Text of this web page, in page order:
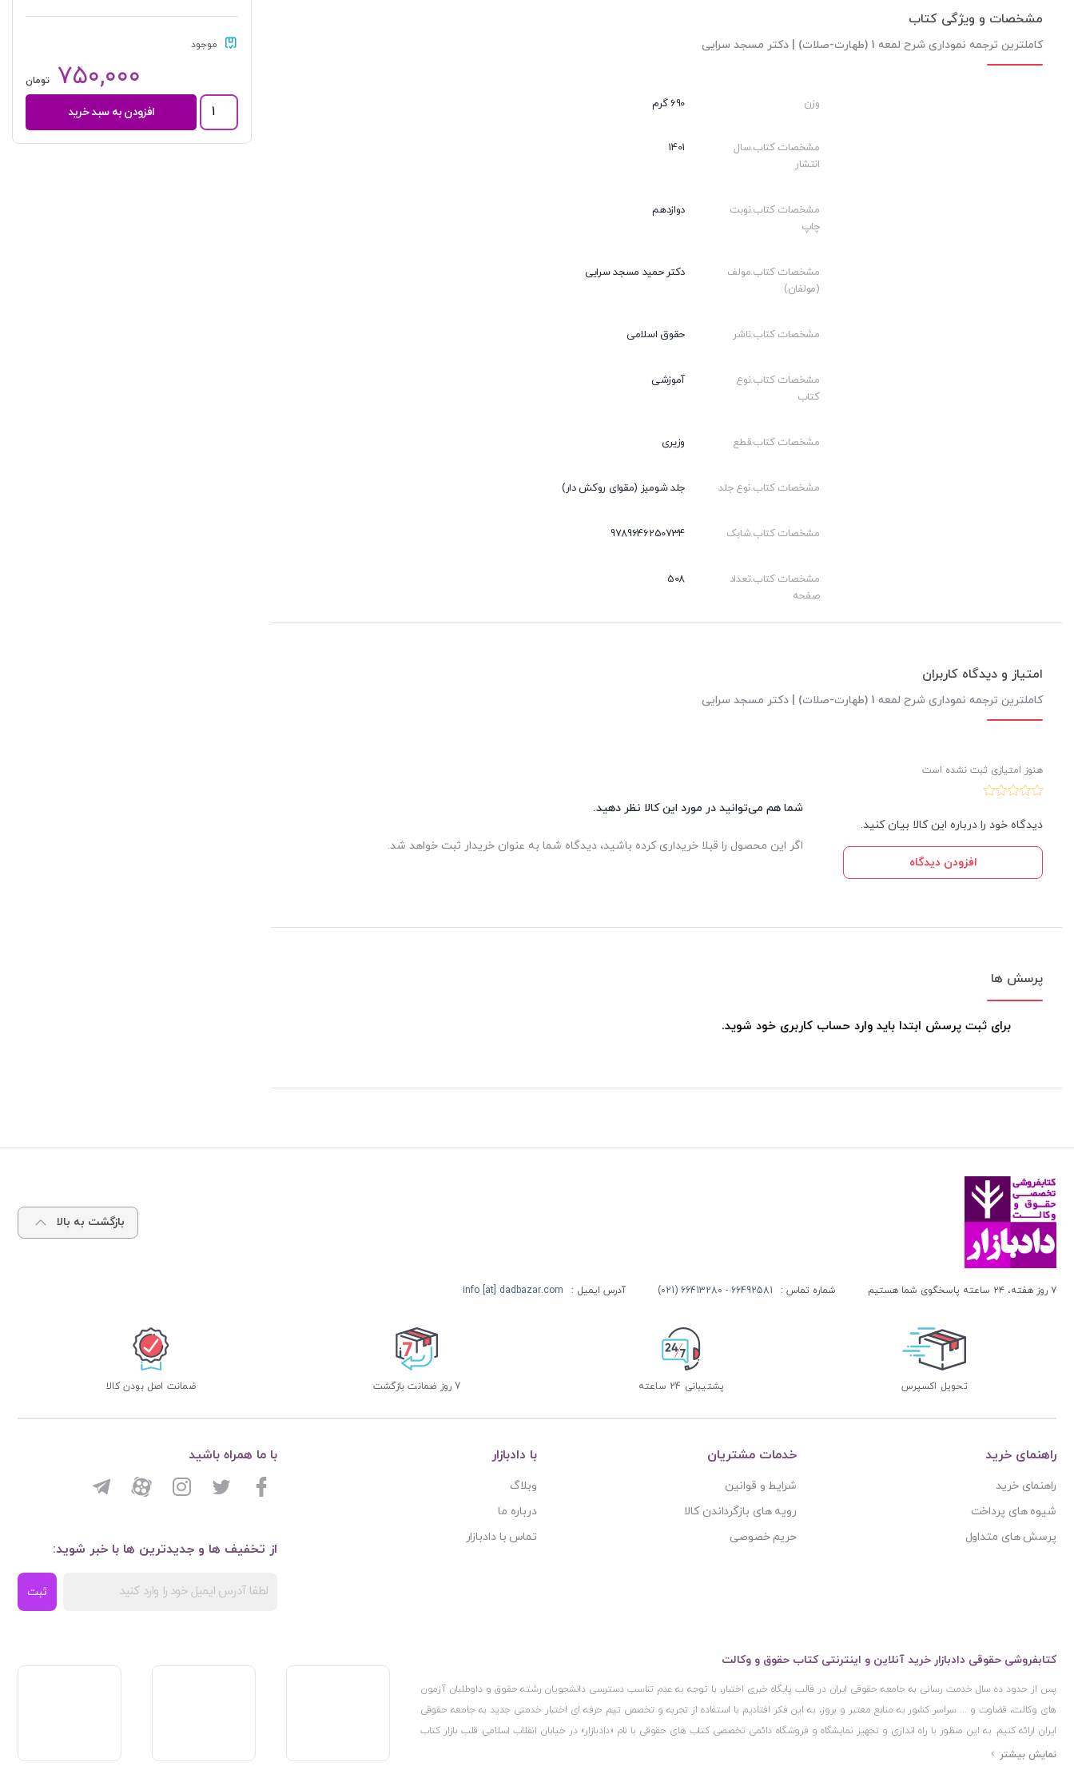
موجود
۷۵۰,۰۰۰ تومان
کاملترین
ترجمه
نموداری
افزودن به سبد خرید
مشخصات و ویژگی کتاب
کاملترین ترجمه نموداری شرح لمعه 1 (طهارت-صلات) | دکتر مسجد سرایی
وزن 690 گرم
مشخصات کتاب.سال
انتشار
1401
مشخصات کتاب.نوبت
چاپ
دوازدهم
مشخصات کتاب.مولف
(مولفان)
دکتر حمید مسجد سرایی
مشخصات کتاب.ناشر حقوق اسلامی
مشخصات کتاب.نوع
کتاب
آموزشی
مشخصات کتاب.قطع وزیری
مشخصات کتاب.نوع جلد جلد شومیز (مقوای روکش دار)
مشخصات کتاب.شابک 9789646250734
مشخصات کتاب.تعداد
صفحه
508
امتیاز و دیدگاه کاربران
کاملترین ترجمه نموداری شرح لمعه 1 (طهارت-صلات) | دکتر مسجد سرایی
هنوز امتیازی ثبت نشده است
دیدگاه خود را درباره این کالا بیان کنید.
افزودن دیدگاه
شما هم می‌توانید در مورد این کالا نظر دهید.
اگر این محصول را قبلا خریداری کرده باشید، دیدگاه شما به عنوان خریدار ثبت خواهد شد.
پرسش ها
برای ثبت پرسش ابتدا باید وارد حساب کاربری خود شوید.
بازگشت به بالا
۷ روز هفته، ۲۴ ساعته پاسخگوی شما هستیم شماره تماس : 66492581 - 66413280 (021) آدرس ایمیل : info [at] dadbazar.com
تحویل اکسپرس پشتیبانی 24 ساعته 7 روز ضمانت بازگشت ضمانت اصل بودن کالا
راهنمای خرید
راهنمای خرید
شیوه های پرداخت
پرسش های متداول
خدمات مشتریان
شرایط و قوانین
رویه های بازگرداندن کالا
حریم خصوصی
با دادبازار
وبلاگ
درباره ما
تماس با دادبازار
از تخفیف ها و جدیدترین ها با خبر شوید:
ثبت
با ما همراه باشید
کتابفروشی حقوقی دادبازار خرید آنلاین و اینترنتی کتاب حقوق و وکالت
پس از حدود ده سال خدمت رسانی به جامعه حقوقی ایران در قالب پایگاه خبری اختبار، با توجه به عدم تناسب دسترسی دانشجویان رشته حقوق و داوطلبان آزمون
های وکالت، قضاوت و ... سراسر کشور به منابع معتبر و بروز، به این فکر افتادیم با استفاده از تجربه و تخصص تیم حرفه ای اختبار خدمتی جدید به جامعه حقوقی
ایران ارائه کنیم. به این منظور با راه اندازی و تجهیز نمایشگاه و فروشگاه دائمی تخصصی کتاب های حقوقی با نام «دادبازار» در خیابان انقلاب اسلامی قلب بازار کتاب
ایران و اخذ مجوزهای قانونی از جمله نماد اعتماد الکترونیک از مرکز توسعه تجارت الکترونیکی وزارت صنعت، معدن و تجارت، نشان ملی ثبت رسانه های دیجیتال از